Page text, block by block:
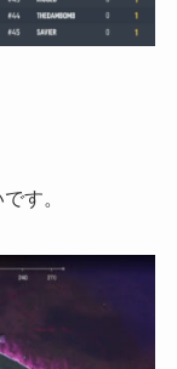
す。